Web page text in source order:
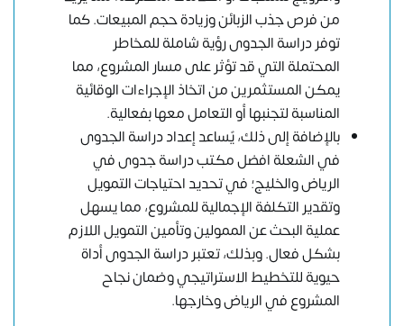
من فرص جذب الزبائن وزيادة حجم المبيعات. كما
توفر دراسة الجدوى رؤية شاملة للمخاطر
المحتملة التي قد تؤثر على مسار المشروع، مما
يمكن المستثمرين من اتخاذ الإجراءات الوقائية
المناسبة لتجنبها أو التعامل معها بفعالية.
بالإضافة إلى ذلك، يٌساعد إعداد دراسة الجدوى
في الشعلة افضل مكتب دراسة جدوى في
الرياض والخليج؛ في تحديد احتياجات التمويل
وتقدير التكلفة الإجمالية للمشروع، مما يسهل
عملية البحث عن الممولين وتأمين التمويل اللازم
بشكل فعال. وبذلك، تعتبر دراسة الجدوى أداة
حيوية للتخطيط الاستراتيجي وضمان نجاح
المشروع في الرياض وخارجها.